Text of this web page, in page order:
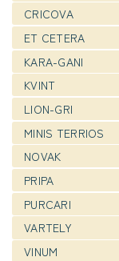
CRICOVA
ET CETERA
KARA-GANI
KVINT
LION-GRI
MINIS TERRIOS
NOVAK
PRIPA
PURCARI
VARTELY
VINUM